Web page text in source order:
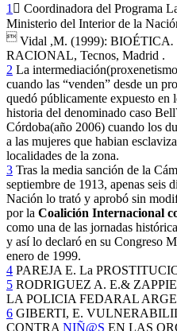
1  Coordinadora del Programa
Ministerio del Interior de la
Vidal ,M. (1999): BIOÉTICA.
RACIONAL, Tecnos, Madrid .
2 La
cuando las “venden” desde un
quedó públicamente expuesto en
historia del denominado caso
Córdoba(año 2006) cuando los
a las mujeres que habian
localidades de la zona.
3 Tras la media sanción de la
septiembre de 1913, apenas seis
Nación lo trató y aprobó sin
por la Coalición Internacional
como una de las jornadas
y así lo declaró en su Congreso
enero de 1999.
4 PAREJA E. La
5 RODRIGUEZ A. E.&
LA POLICIA FEDARAL
6 GIBERTI, E.
CONTRA NIÑ@S EN LAS